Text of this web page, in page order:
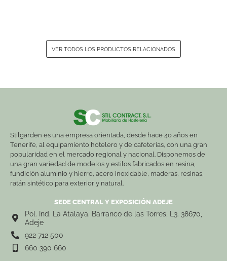
VER TODOS LOS PRODUCTOS RELACIONADOS
Stilgarden es una empresa orientada, desde hace 40 años en
Tenerife, al equipamiento hotelero y de cafeterías, con una gran
popularidad en el mercado regional y nacional. Disponemos de
una gran variedad de modelos y estilos fabricados en resina,
fundición aluminio y hierro, acero inoxidable, maderas, resinas,
ratán sintético para exterior y natural.
SEDE CENTRAL Y EXPOSICIÓN ADEJE
Pol. Ind. La Atalaya. Barranco de las Torres, L3. 38670,
Adeje
922 712 500
660 390 660